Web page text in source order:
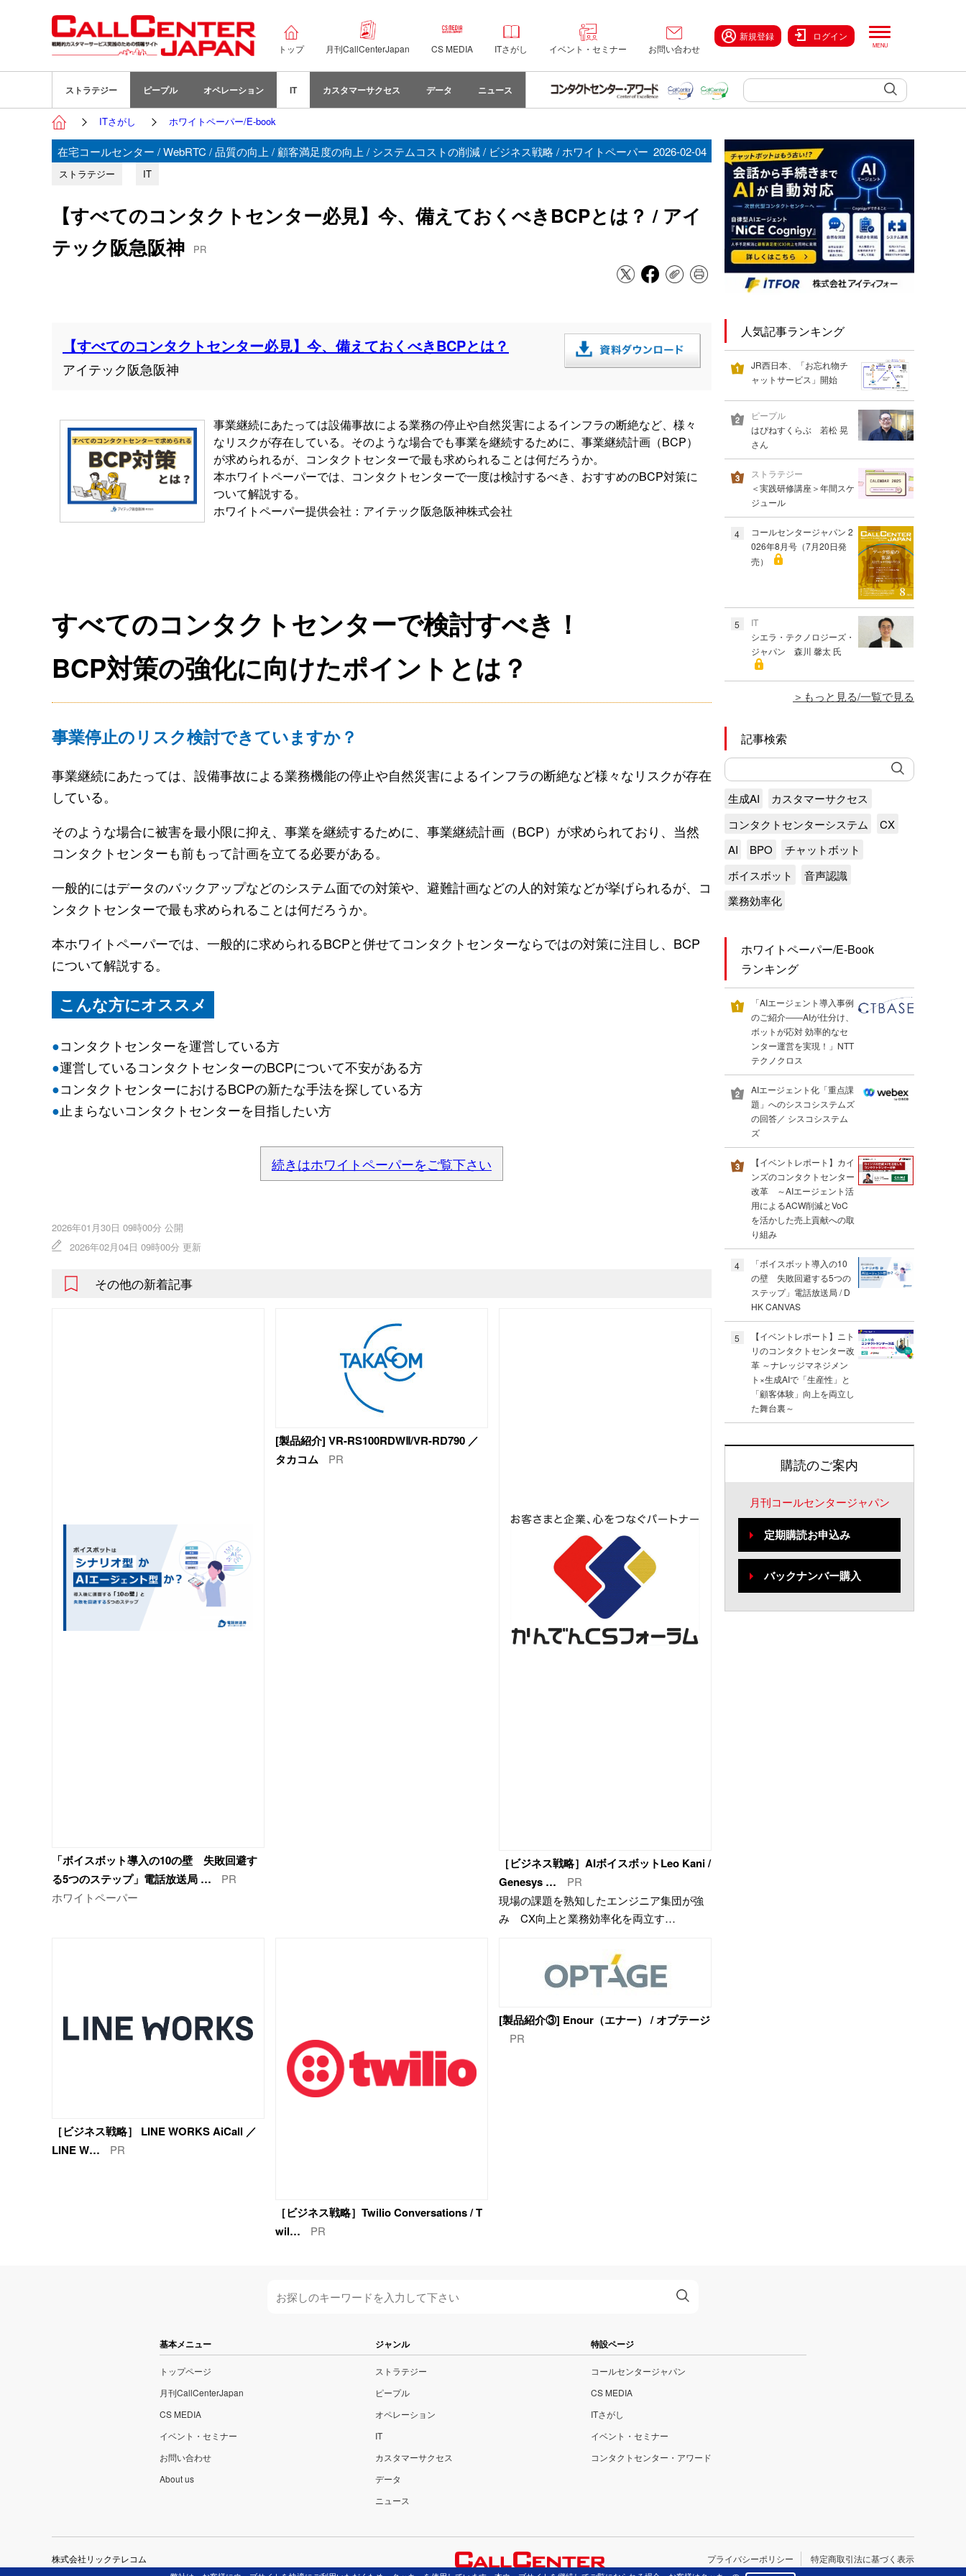
トップ 月刊CallCenterJapan CS MEDIA ITさがし イベント・セミナー お問い合わせ
新規登録 ログイン
ストラテジー ピープル オペレーション IT カスタマーサクセス データ ニュース
ITさがし ホワイトペーパー/E-book
在宅コールセンター / WebRTC / 品質の向上 / 顧客満足度の向上 / システムコストの削減 / ビジネス戦略 / ホワイトペーパー 2026-02-04
ストラテジー IT
【すべてのコンタクトセンター必見】今、備えておくべきBCPとは？ / アイ
テック阪急阪神
PR
【すべてのコンタクトセンター必見】今、備えておくべきBCPとは？
アイテック阪急阪神
事業継続にあたっては設備事故による業務の停止や自然災害によるインフラの断絶など、様々
なリスクが存在している。そのような場合でも事業を継続するために、事業継続計画（BCP）
が求められるが、コンタクトセンターで最も求められることは何だろうか。
本ホワイトペーパーでは、コンタクトセンターで一度は検討するべき、おすすめのBCP対策に
ついて解説する。
ホワイトペーパー提供会社：アイテック阪急阪神株式会社
すべてのコンタクトセンターで検討すべき！
BCP対策の強化に向けたポイントとは？
事業停止のリスク検討できていますか？
事業継続にあたっては、設備事故による業務機能の停止や自然災害によるインフラの断絶など様々なリスクが存在
している。
そのような場合に被害を最小限に抑え、事業を継続するために、事業継続計画（BCP）が求められており、当然
コンタクトセンターも前もって計画を立てる必要がある。
一般的にはデータのバックアップなどのシステム面での対策や、避難計画などの人的対策などが挙げられるが、コ
ンタクトセンターで最も求められることは何だろうか。
本ホワイトペーパーでは、一般的に求められるBCPと併せてコンタクトセンターならではの対策に注目し、BCP
について解説する。
こんな方にオススメ
●コンタクトセンターを運営している方
●運営しているコンタクトセンターのBCPについて不安がある方
●コンタクトセンターにおけるBCPの新たな手法を探している方
●止まらないコンタクトセンターを目指したい方
続きはホワイトペーパーをご覧下さい
2026年01月30日 09時00分 公開
2026年02月04日 09時00分 更新
その他の新着記事
「ボイスボット導入の10の壁 失敗回避す
る5つのステップ」電話放送局 …
PR
ホワイトペーパー
[製品紹介] VR-RS100RDWⅡ/VR-RD790 ／
タカコム
PR
［ビジネス戦略］AIボイスボットLeo Kani /
Genesys …
PR
現場の課題を熟知したエンジニア集団が強
み CX向上と業務効率化を両立す…
［ビジネス戦略］ LINE WORKS AiCall ／
LINE W…
PR
［ビジネス戦略］Twilio Conversations / T
wil…
PR
[製品紹介③] Enour（エナー） / オプテージ
PR
人気記事ランキング
JR西日本、「お忘れ物チ
ャットサービス」開始
ピープル
はぴねすくらぶ 若松 晃
さん
ストラテジー
＜実践研修講座＞年間スケ
ジュール
4
コールセンタージャパン 2
026年8月号（7月20日発
売）
5
IT
シエラ・テクノロジーズ・
ジャパン 森川 馨太 氏
もっと見る/一覧で見る
記事検索
生成AI
カスタマーサクセス
コンタクトセンターシステム
CX
AI
BPO
チャットボット
ボイスボット
音声認識
業務効率化
ホワイトペーパー/E-Book
ランキング
「AIエージェント導入事例
のご紹介――AIが仕分け、
ボットが応対 効率的なセ
ンター運営を実現！」NTT
テクノクロス
AIエージェント化「重点課
題」へのシスコシステムズ
の回答／ シスコシステム
ズ
【イベントレポート】カイ
ンズのコンタクトセンター
改革 ～AIエージェント活
用によるACW削減とVoC
を活かした売上貢献への取
り組み
4
「ボイスボット導入の10
の壁 失敗回避する5つの
ステップ」電話放送局 / D
HK CANVAS
5
【イベントレポート】ニト
リのコンタクトセンター改
革 ～ナレッジマネジメン
ト×生成AIで「生産性」と
「顧客体験」向上を両立し
た舞台裏～
購読のご案内
月刊コールセンタージャパン
定期購読お申込み
バックナンバー購入
基本メニュー
トップページ
月刊CallCenterJapan
CS MEDIA
イベント・セミナー
お問い合わせ
About us
ジャンル
ストラテジー
ピープル
オペレーション
IT
カスタマーサクセス
データ
ニュース
特設ページ
コールセンタージャパン
CS MEDIA
ITさがし
イベント・セミナー
コンタクトセンター・アワード
株式会社リックテレコム
〒113-0034 東京都文京区湯島3-7-7 TEL 03-3834-8380 / FAX 03-3832-2990
プライバシーポリシー
特定商取引法に基づく表示
Copyright ©callcenter-japan.com All Right Reserved.